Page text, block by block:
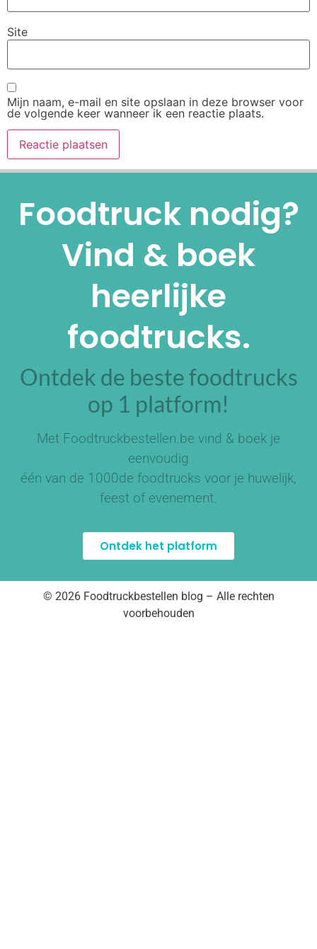
Site
Mijn naam, e-mail en site opslaan in deze browser voor
de volgende keer wanneer ik een reactie plaats.
Foodtruck nodig?
Vind & boek
heerlijke
foodtrucks.
Ontdek de beste foodtrucks
op 1 platform!
Met Foodtruckbestellen.be vind & boek je
eenvoudig
één van de 1000de foodtrucks voor je huwelijk,
feest of evenement.
Ontdek het platform
© 2026 Foodtruckbestellen blog – Alle rechten
voorbehouden